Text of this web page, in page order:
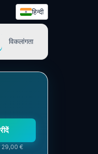
हिन्दी
विकलांगता
29,00 €